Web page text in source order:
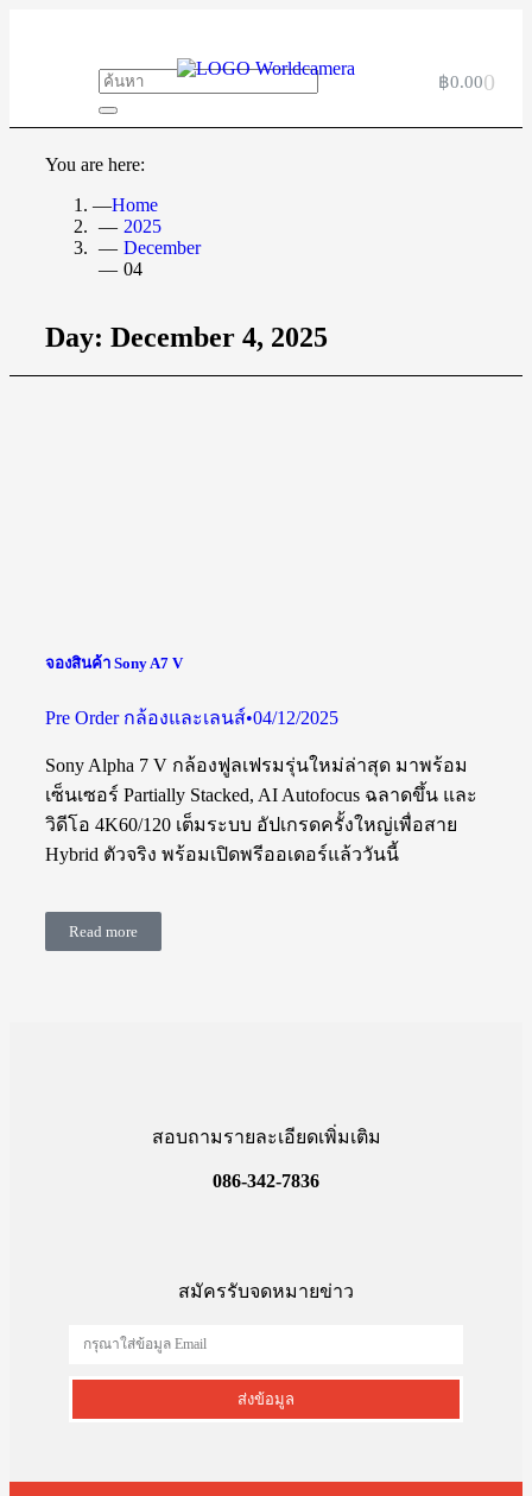
฿0.000
You are here:
Home
2025
December
04
Day: December 4, 2025
จองสินค้า Sony A7 V
Pre Order กล้องและเลนส์ 04/12/2025
Sony Alpha 7 V กล้องฟูลเฟรมรุ่นใหม่ล่าสุด มาพร้อม
เซ็นเซอร์ Partially Stacked, AI Autofocus ฉลาดขึ้น และ
วิดีโอ 4K60/120 เต็มระบบ อัปเกรดครั้งใหญ่เพื่อสาย
Hybrid ตัวจริง พร้อมเปิดพรีออเดอร์แล้ววันนี้
Read more
สอบถามรายละเอียดเพิ่มเติม
086-342-7836
สมัครรับจดหมายข่าว
ส่งข้อมูล